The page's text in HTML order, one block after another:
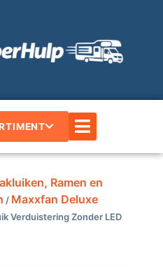
Ramen en
/ Maxxfan Deluxe
Verduistering Zonder LED